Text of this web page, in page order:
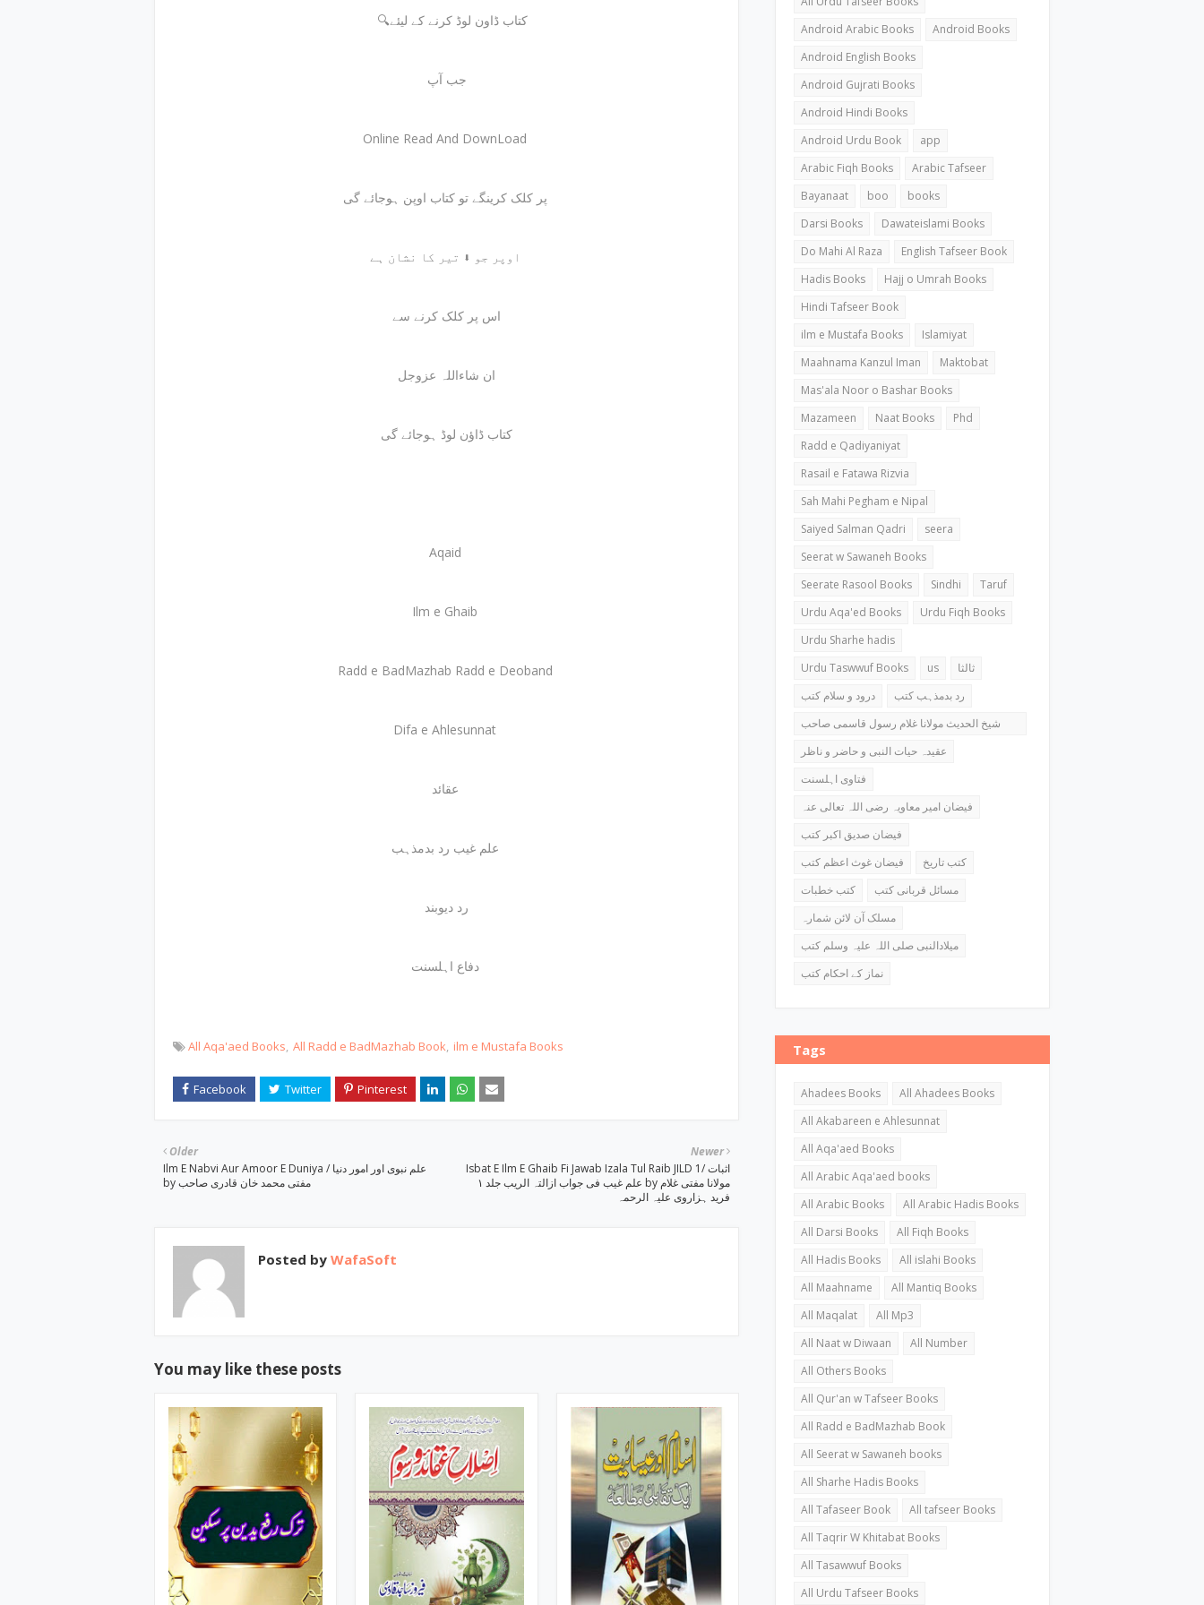
🔍کتاب ڈاون لوڈ کرنے کے لیئے
جب آپ
Online Read And DownLoad
اس پر کلک کرنے سے
ان شاءاللہ عزوجل
کتاب ڈاؤن لوڈ ہوجائے گی
Aqaid
Ilm e Ghaib
Radd e BadMazhab Radd e Deoband
Difa e Ahlesunnat
رد دیوبند
دفاع اہلسنت
All Aqa'aed Books All Radd e BadMazhab Book ilm e Mustafa Books
Newer
Isbat E Ilm E Ghaib Fi Jawab Izala Tul Raib JILD 1/ اثبات
علم غیب فی جواب ازالتہ الریب جلد ١ by مولانا مفتی غلام
فرید ہزاروی علیہ الرحمہ
Older
Ilm E Nabvi Aur Amoor E Duniya / علم نبوی اور امور دنیا
by مفتی محمد خان قادری صاحب
Posted by WafaSoft
You may like these posts
Android Arabic Books
Android Books
Android English Books
Android Gujrati Books
Android Hindi Books
Android Urdu Book
app
Arabic Fiqh Books
Arabic Tafseer
Bayanaat
boo
books
Darsi Books
Dawateislami Books
Do Mahi Al Raza
English Tafseer Book
Hadis Books
Hajj o Umrah Books
Hindi Tafseer Book
ilm e Mustafa Books
Islamiyat
Maahnama Kanzul Iman
Maktobat
Mas'ala Noor o Bashar Books
Mazameen
Naat Books
Phd
Radd e Qadiyaniyat
Rasail e Fatawa Rizvia
Sah Mahi Pegham e Nipal
Saiyed Salman Qadri
seera
Seerat w Sawaneh Books
Seerate Rasool Books
Sindhi
Taruf
Urdu Aqa'ed Books
Urdu Fiqh Books
Urdu Sharhe hadis
Urdu Taswwuf Books
us
ثالثا
درود و سلام کتب
رد بدمذہب کتب
شیخ الحدیث مولانا غلام رسول قاسمی صاحب
کتب
عقیدہ حیات النبی و حاضر و ناظر
فتاوی اہلسنت
فیضان امیر معاویہ رضی اللہ تعالی عنہ
فیضان صدیق اکبر کتب
فیضان غوث اعظم کتب
کتب تاریخ
کتب خطبات
مسائل قربانی کتب
مسلک آن لائن شمارہ
میلادالنبی صلی اللہ علیہ وسلم کتب
نماز کے احکام کتب
Tags
Ahadees Books
All Ahadees Books
All Akabareen e Ahlesunnat
All Aqa'aed Books
All Arabic Aqa'aed books
All Arabic Books
All Arabic Hadis Books
All Darsi Books
All Fiqh Books
All Hadis Books
All islahi Books
All Maahname
All Mantiq Books
All Maqalat
All Mp3
All Naat w Diwaan
All Number
All Others Books
All Qur'an w Tafseer Books
All Radd e BadMazhab Book
All Seerat w Sawaneh books
All Sharhe Hadis Books
All Tafaseer Book
All tafseer Books
All Taqrir W Khitabat Books
All Tasawwuf Books
All Urdu Tafseer Books